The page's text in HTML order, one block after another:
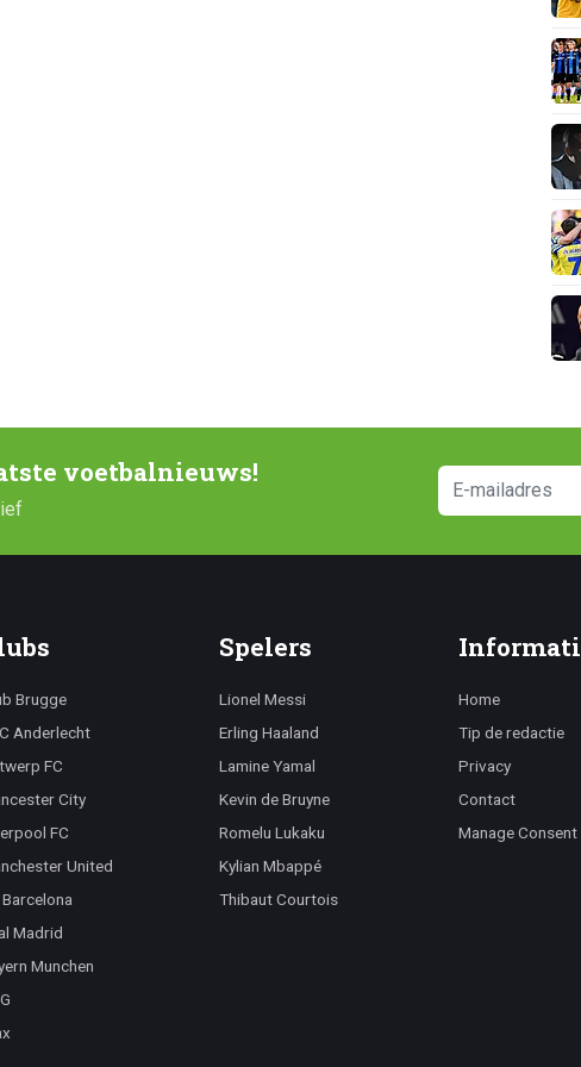
voetbalnieuws!
Brugge
Anderlecht
FC
City
FC
United
Barcelona
Madrid
Munchen
Spelers
Lionel Messi
Erling Haaland
Lamine Yamal
Kevin de Bruyne
Romelu Lukaku
Kylian Mbappé
Thibaut Courtois
Home
Tip de redactie
Privacy
Contact
Manage Consent